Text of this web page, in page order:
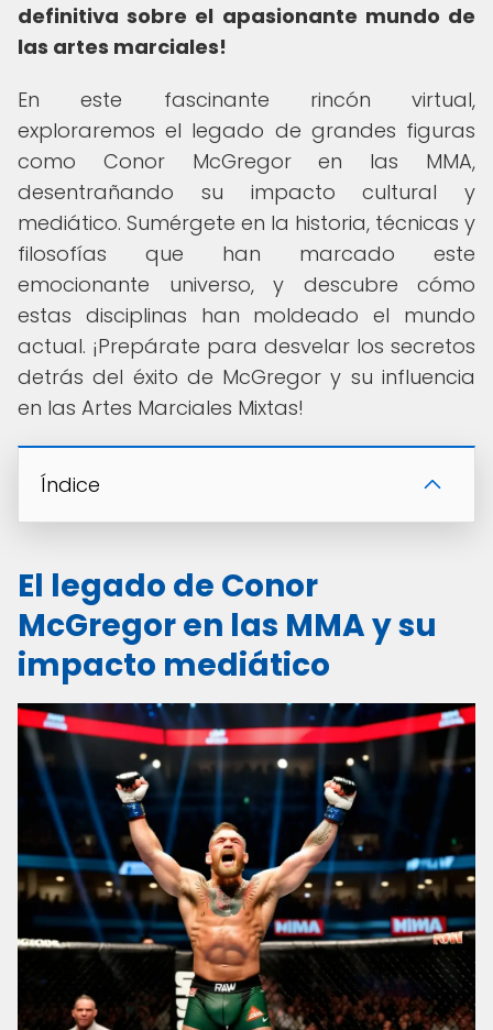
definitiva sobre el apasionante mundo de
las artes marciales!
En este fascinante rincón virtual,
exploraremos el legado de grandes figuras
como Conor McGregor en las MMA,
desentrañando su impacto cultural y
mediático. Sumérgete en la historia, técnicas y
filosofías que han marcado este
emocionante universo, y descubre cómo
estas disciplinas han moldeado el mundo
actual. ¡Prepárate para desvelar los secretos
detrás del éxito de McGregor y su influencia
en las Artes Marciales Mixtas!
Índice
El legado de Conor
McGregor en las MMA y su
impacto mediático